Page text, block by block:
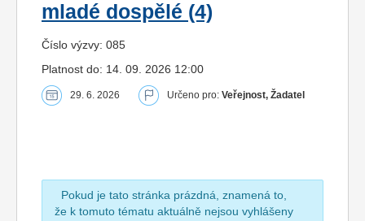
mladé dospělé (4)
Číslo výzvy: 085
Platnost do: 14. 09. 2026 12:00
29. 6. 2026 Určeno pro: Veřejnost, Žadatel
Pokud je tato stránka prázdná, znamená to,
že k tomuto tématu aktuálně nejsou vyhlášeny